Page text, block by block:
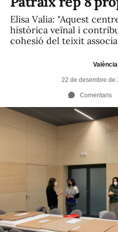
Elisa Valia: "Aquest
històrica veïnal i
cohesió del teixit
22 de desembre de
Comentaris